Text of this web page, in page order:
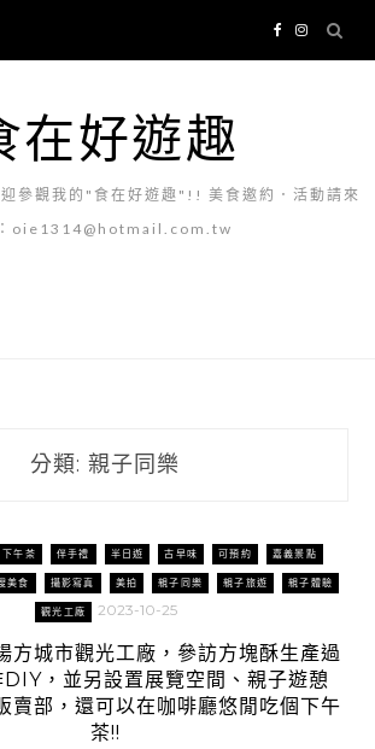
在好遊趣
參觀我的"食在好遊趣"!! 美食邀約．活動請來
oie1314@hotmail.com.tw
分類: 親子同樂
下午茶 伴手禮 半日遊 古早味 可預約 嘉義景點
美食 攝影寫真 美拍 親子同樂 親子旅遊 親子體驗
觀光工廠 2023-10-25
方城市觀光工廠，參訪方塊酥生產過
，並另設置展覽空間、親子遊憩
賣部，還可以在咖啡廳悠閒吃個下午
茶!!